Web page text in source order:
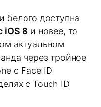
белого доступна
iOS 8 и новее, то
актуальном
через тройное
с Face ID
с Touch ID